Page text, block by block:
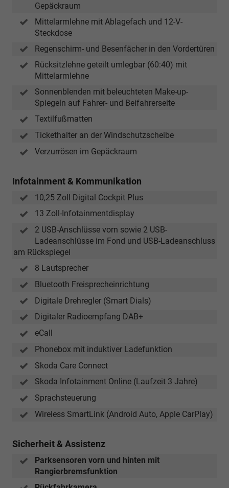
Gepäckraum
Mittelarmlehne mit Ablagefach und 12-V-
Steckdose
Regenschirm- und Besenfächer in den Vordertüren
Rücksitzlehne geteilt umlegbar (60:40) mit
Mittelarmlehne
Sonnenblenden mit beleuchteten Make-up-
Spiegeln auf Fahrer- und Beifahrerseite
Textilfußmatten
Tickethalter an der Windschutzscheibe
Verzurrösen im Gepäckraum
Infotainment & Kommunikation
10,25 Zoll Digital Cockpit Plus
13 Zoll-Infotainmentdisplay
2 USB-Anschlüsse vorn sowie 2 USB-
Ladeanschlüsse im Fond und USB-Ladeanschluss
am Rückspiegel
8 Lautsprecher
Bluetooth Freisprecheinrichtung
Digitale Drehregler (Smart Dials)
Digitaler Radioempfang DAB+
eCall
Phonebox mit induktiver Ladefunktion
Skoda Care Connect
Skoda Infotainment Online (Laufzeit 3 Jahre)
Sprachsteuerung
Wireless SmartLink (Android Auto, Apple CarPlay)
Sicherheit & Assistenz
Parksensoren vorn und hinten mit
Rangierbremsfunktion